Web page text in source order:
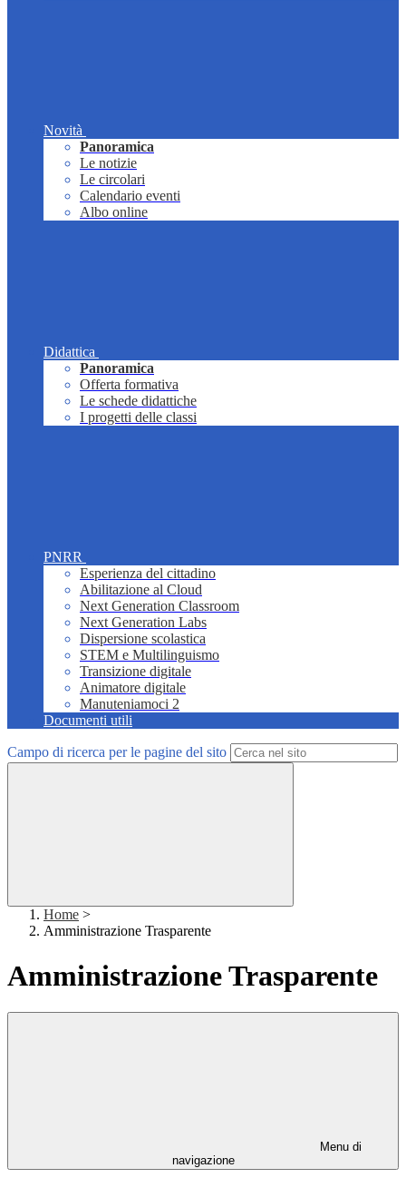
Novità
Panoramica
Le notizie
Le circolari
Calendario eventi
Albo online
Didattica
Panoramica
Offerta formativa
Le schede didattiche
I progetti delle classi
PNRR
Esperienza del cittadino
Abilitazione al Cloud
Next Generation Classroom
Next Generation Labs
Dispersione scolastica
STEM e Multilinguismo
Transizione digitale
Animatore digitale
Manuteniamoci 2
Documenti utili
Campo di ricerca per le pagine del sito
Home >
Amministrazione Trasparente
Amministrazione Trasparente
Menu di
navigazione